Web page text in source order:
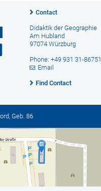
Contact
Didaktik der Geographie
Am Hubland
97074 Würzburg
Phone: +49 931 31-86751
Email
Find Contact
Geb. 86